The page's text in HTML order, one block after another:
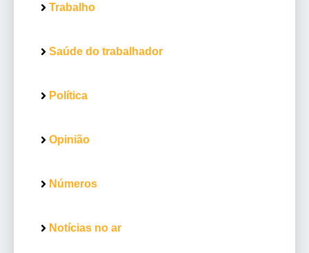
Trabalho
Saúde do trabalhador
Política
Opinião
Números
Notícias no ar